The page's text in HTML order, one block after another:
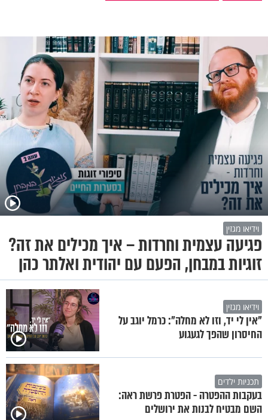
וידיאו מגזין
פגיעה עצמית וחרדות – איך מכילים את זה?
זוגיות במבחן, הפעם עם יהודית ואלתר כהן
וידיאו מגזין
"אין לי יד, וזו לא מחלה": כרמל יוגב על
החיסרון שהפך לגעגוע
תכניות ילדים
בעקבות ההפטרה - הפטרת פרשת ראה:
השם מבטיח לבנות את ירושלים